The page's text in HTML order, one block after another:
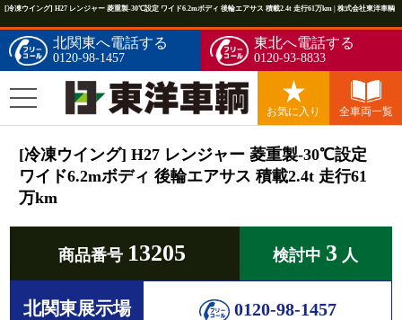
[冷凍ウイング] H27 レンジャー 菱重製-30℃設定 ワイド6.2mボディ 後輪エアサス 積載2.4t 走行61万km | 株式会社東洋車輌
北関東へ電話する
0120-98-1457
東北へ電話する
0120-93-8833
お気に入り 全車両一覧
[冷凍ウイング] H27 レンジャー 菱重製-30℃設定
ワイド6.2mボディ 後輪エアサス 積載2.4t 走行61
万km
商品番号 13205 検討中 3 人
北関東展示場 0120-98-1457